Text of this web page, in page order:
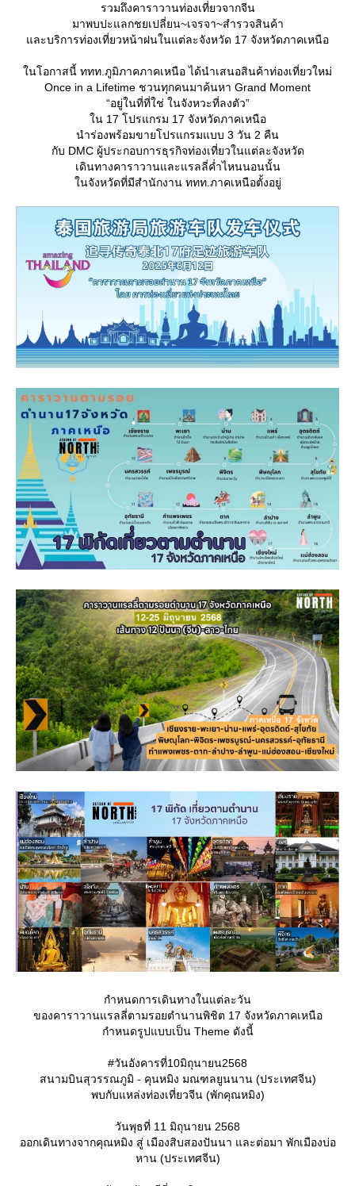
รวมถึงคาราวานท่องเที่ยวจากจีน
มาพบปะแลกชยเปลี่ยน~เจรจา~สำรวจสินค้า
ละบริการท่องเที่ยวหน้าฝนในแต่ละจังหวัด 17 จังหวัดภาคเหนือ
นโอกาสนี้ ททท.ภูมิภาคภาคเหนือ ได้นำเสนอสินค้าท่องเที่ยวใหม่
Once in a Lifetime ชวนทุกคนมาค้นหา Grand Moment
“อยู่ในที่ที่ใช่ ในจังหวะที่ลงตัว”
น 17 โปรแกรม 17 จังหวัดภาคเหนือ
นำร่องพร้อมขายโปรแกรมแบบ 3 วัน 2 คืน
กับ DMC ผู้ประกอบการธุรกิจท่องเที่ยวในแต่ละจังหวัด
เดินทางคาราวานและแรลลี่ค่ำไหนนอนนั้น
นจังหวัดที่มีสำนักงาน ททท.ภาคเหนือตั้งอยู่
กำหนดการเดินทางในแต่ละวัน
ของคาราวานแรลลี่ตามรอยตำนานพิชิต 17 จังหวัดภาคเหนือ
กำหนดรูปแบบเป็น Theme ดังนี้
#วันอังคารที่10มิถุนายน2568
สนามบินสุวรรณภูมิ - คุนหมิง มณฑลยูนนาน (ประเทศจีน)
พบกับแหล่งท่องเที่ยวจีน (พักคุณหมิง)
วันพุธที่ 11 มิถุนายน 2568
ออกเดินทางจากคุณหมิง สู่ เมืองสิบสองปันนา และต่อมา พักเมืองบ่อ
หาน (ประเทศจีน)